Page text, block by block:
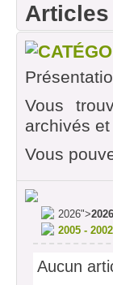
Vous
archivés
Vous
2026">2026
2005 - 2002
Aucun